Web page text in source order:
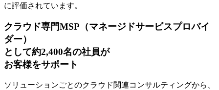
に評価されています。
クラウド専門MSP （マネージドサービスプロバイ
ダー）
として約2,400名の社員が
お客様をサポート
ソリューションごとのクラウド関連コンサルティングから、